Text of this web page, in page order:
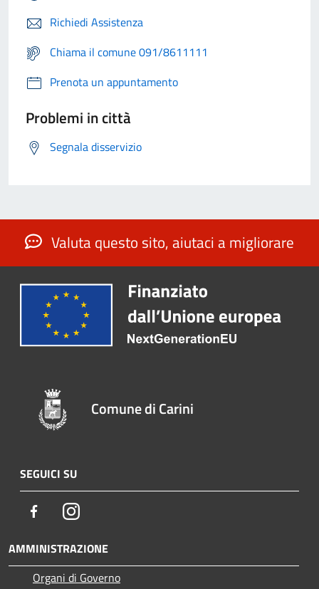
Richiedi Assistenza
Chiama il comune 091/8611111
Prenota un appuntamento
Problemi in città
Segnala disservizio
Valuta questo sito, aiutaci a migliorare
Comune di Carini
SEGUICI SU
FacebookInstagram
AMMINISTRAZIONE
Organi di Governo